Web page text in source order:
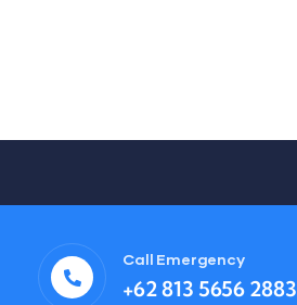
Call Emergency
+62 813 5656 2883